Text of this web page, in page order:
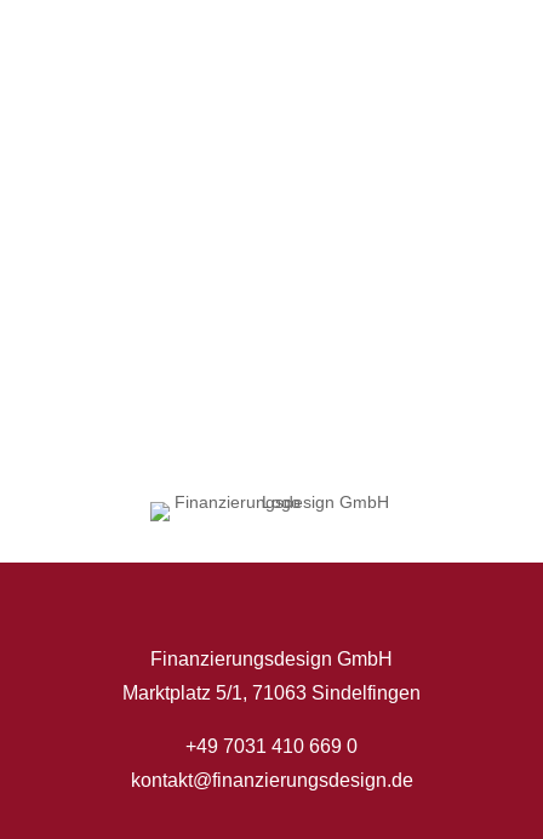
Finanzierungsdesign GmbH
Marktplatz 5/1, 71063 Sindelfingen
+49 7031 410 669 0
kontakt@finanzierungsdesign.de